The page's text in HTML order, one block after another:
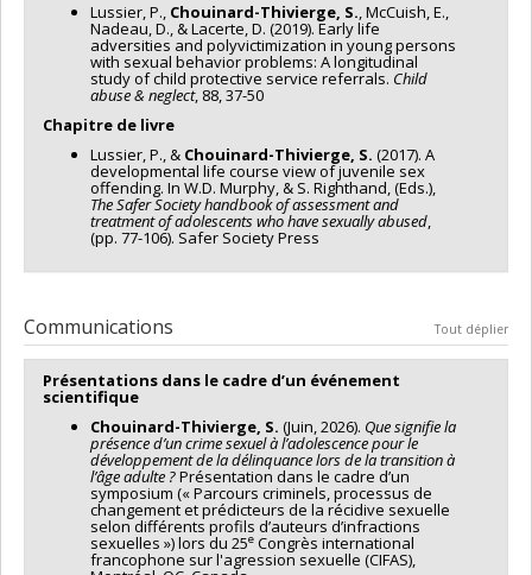
Lussier, P., Chouinard-Thivierge, S., McCuish, E.,
Nadeau, D., & Lacerte, D. (2019). Early life
adversities and polyvictimization in young persons
with sexual behavior problems: A longitudinal
study of child protective service referrals. Child
abuse & neglect, 88, 37-50
Chapitre de livre
Lussier, P., & Chouinard-Thivierge, S. (2017). A
developmental life course view of juvenile sex
offending. In W.D. Murphy, & S. Righthand, (Eds.),
The Safer Society handbook of assessment and
treatment of adolescents who have sexually abused,
(pp. 77-106). Safer Society Press
Communications Tout déplier
Présentations dans le cadre d’un événement
scientifique
Chouinard-Thivierge, S. (Juin, 2026). Que signifie la
présence d’un crime sexuel à l’adolescence pour le
développement de la délinquance lors de la transition à
l’âge adulte ?Présentation dans le cadre d’un
symposium (« Parcours criminels, processus de
changement et prédicteurs de la récidive sexuelle
selon différents profils d’auteurs d’infractions
sexuelles ») lors du 25e Congrès international
francophone sur l'agression sexuelle (CIFAS),